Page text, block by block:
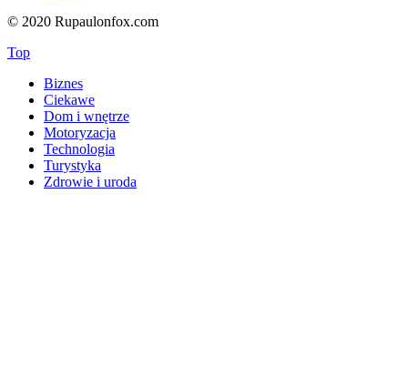
© 2020 Rupaulonfox.com
Top
Biznes
Ciekawe
Dom i wnętrze
Motoryzacja
Technologia
Turystyka
Zdrowie i uroda